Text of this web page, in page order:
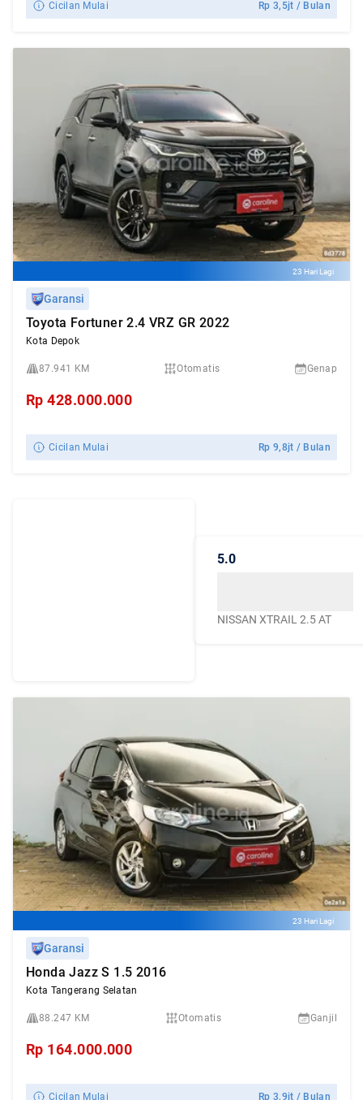
Cicilan Mulai Rp3,5jt / Bulan
23 Hari Lagi
Garansi
Toyota Fortuner 2.4 VRZ GR 2022
Kota Depok
87.941 KM Otomatis Genap
Rp428.000.000
Cicilan Mulai Rp9,8jt / Bulan
5.0
NISSAN XTRAIL 2.5 AT
23 Hari Lagi
Garansi
Honda Jazz S 1.5 2016
Kota Tangerang Selatan
88.247 KM Otomatis Ganjil
Rp 164.000.000
Cicilan Mulai Rp3,9jt / Bulan